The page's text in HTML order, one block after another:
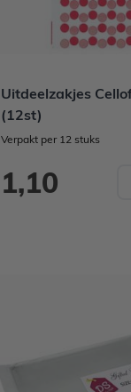
Uitdeelzakjes
(12st)
Verpakt per 12 stuks
1,10